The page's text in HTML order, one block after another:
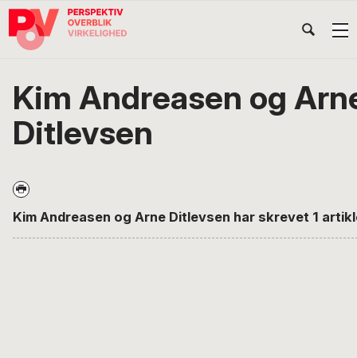
Gå
direkte
navigation
Skip
indhold
Gå
direkte
POV
International
Kim Andreasen og
Ditlevsen
Kim Andreasen og Arne Ditlevsen har skrevet 1